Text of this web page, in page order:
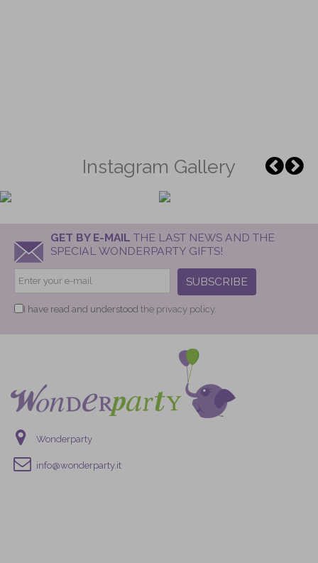
Instagram Gallery
GET BY E-MAIL THE LAST NEWS AND THE
SPECIAL WONDERPARTY GIFTS!
SUBSCRIBE
I have read and understood the privacy policy.
Wonderparty
info@wonderparty.it